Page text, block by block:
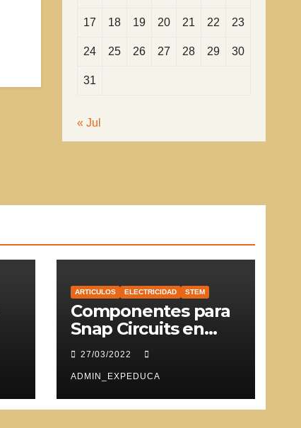
17 18 19 20 21 22 23
24 25 26 27 28 29 30
31
« Jul
ARTICULOS ELECTRICIDAD STEM
Componentes para
Snap Circuits en
SVG
27/03/2022
ADMIN_EXPEDUCA